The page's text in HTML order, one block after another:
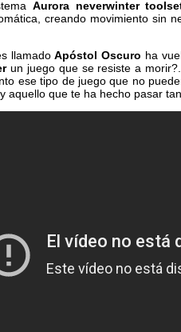
Aurora neverwinter
creando movimiento sin
llamadoApóstol Oscuro ha
un juego que se resiste a
ese tipo de juego que no
aquello que te ha hecho pasar